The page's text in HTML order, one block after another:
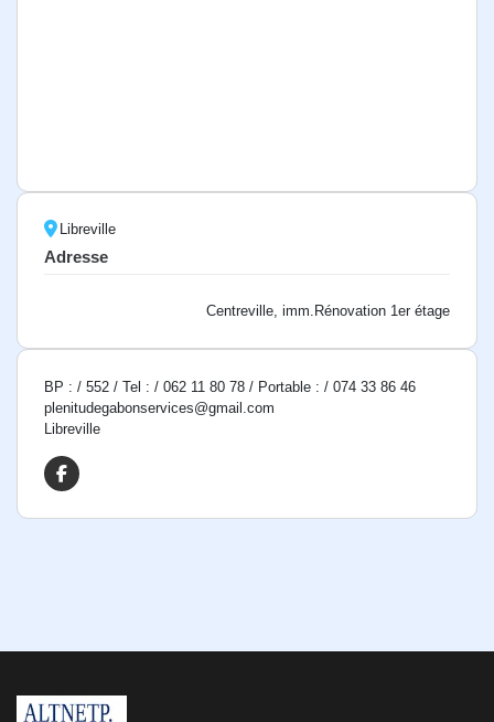
Libreville
Adresse
Centreville, imm.Rénovation 1er étage
BP : / 552 / Tel : / 062 11 80 78 / Portable : / 074 33 86 46
plenitudegabonservices@gmail.com
Libreville